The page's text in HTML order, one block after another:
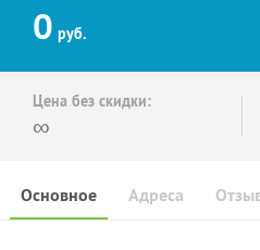
0 руб.
Цена без скидки:
∞
Основное Адреса